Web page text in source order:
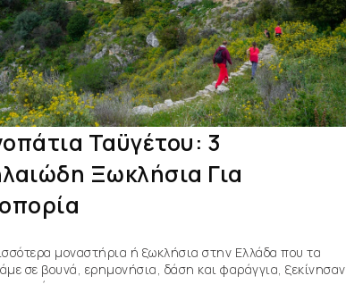
Ταϋγέτου: 3
Ξωκλήσια Για
μοναστήρια ή ξωκλήσια στην Ελλάδα που τα
σε βουνά, ερημονήσια, δάση και φαράγγια, ξεκίνησαν